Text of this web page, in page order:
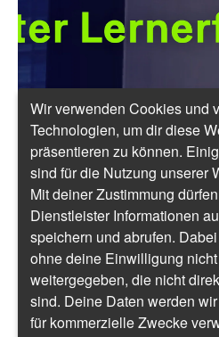
Wir verwenden Cookies und
Technologien, um dir diese
präsentieren zu können.
sind für die Nutzung unserer
Mit deiner Zustimmung
Dienstleister Informationen
speichern und abrufen.
ohne deine Einwilligung
weitergegeben, die nicht
sind. Deine Daten werden
für kommerzielle Zwecke